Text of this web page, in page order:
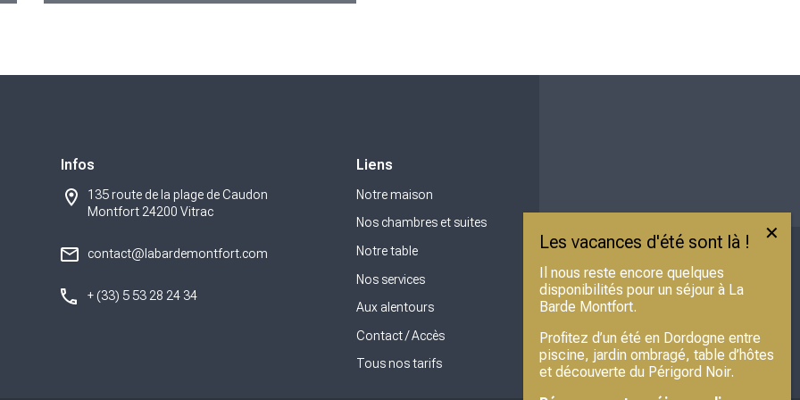
Infos
135 route de la plage de Caudon
Montfort 24200 Vitrac
contact@labardemontfort.com
+ (33) 5 53 28 24 34
Liens
Notre maison
Nos chambres et suites
Notre table
Nos services
Aux alentours
Contact / Accès
Tous nos tarifs
Il nous reste encore quelques
disponibilités pour un séjour à La
Barde Montfort.
Profitez d’un été en Dordogne entre
piscine, jardin ombragé, table d’hôtes
et découverte du Périgord Noir.